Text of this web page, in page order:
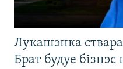
Лукашэнка
Брат будуе